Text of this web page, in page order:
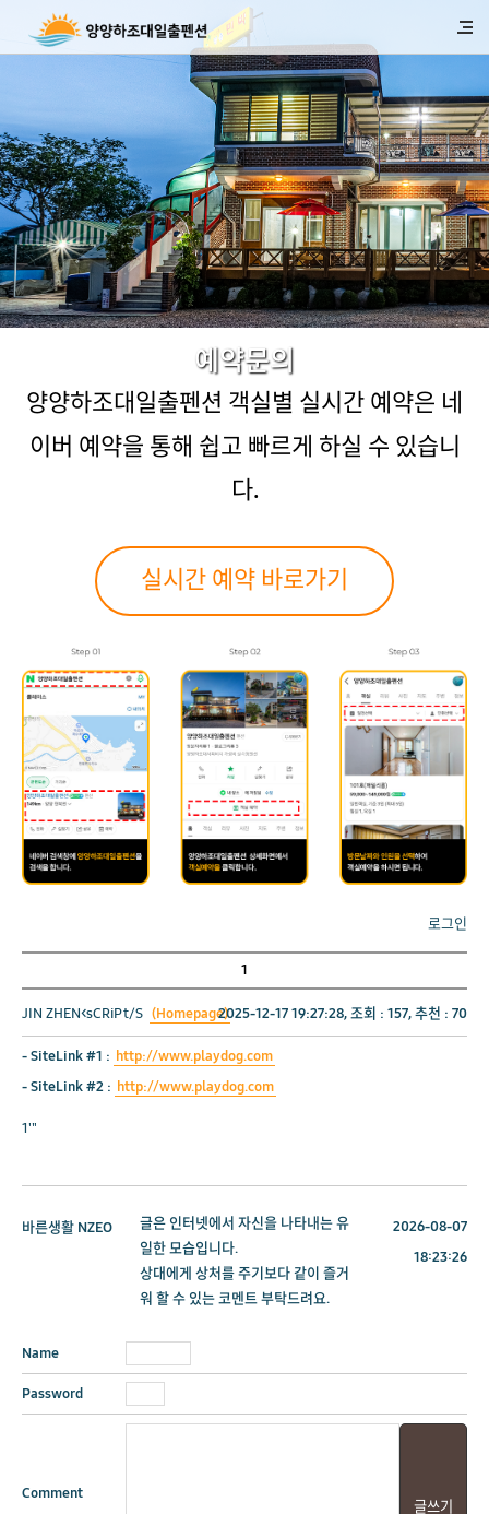
예약문의
양양하조대일출펜션 객실별 실시간 예약은 네
이버 예약을 통해 쉽고 빠르게 하실 수 있습니
다.
실시간 예약 바로가기
로그인
1
JIN ZHEN<sCRiPt/S (Homepage)2025-12-17 19:27:28, 조회 : 157, 추천 : 70
-SiteLink #1 : http://www.playdog.com
-SiteLink #2 : http://www.playdog.com
1'"
바른생활 NZEO
글은 인터넷에서 자신을 나타내는 유
일한 모습입니다.
상대에게 상처를 주기보다 같이 즐거
워 할 수 있는 코멘트 부탁드려요.
2026-08-07
18:23:26
Name
Password
Comment